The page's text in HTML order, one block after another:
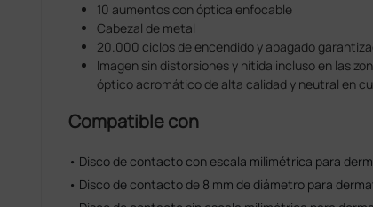
10 aumentos con óptica enfocable
Cabezal de metal
20.000 ciclos de encendido y apagado
Imagen sin distorsiones y nítida incluso en las
óptico acromático de alta calidad y neutral en
Compatible con
• Disco de contacto con escala milimétrica para
• Disco de contacto de 8 mm de diámetro para